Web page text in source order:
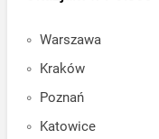
Warszawa
Kraków
Poznań
Katowice